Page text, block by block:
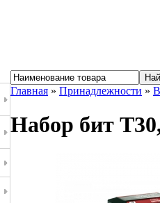
Главная » Принадлежности »
Набор бит